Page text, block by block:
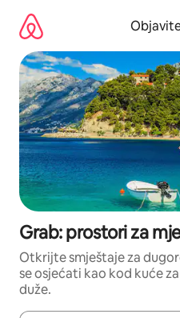
sadržaj
Grab: prostori za
Otkrijte smještaje za
se osjećati kao kod kuće
duže.